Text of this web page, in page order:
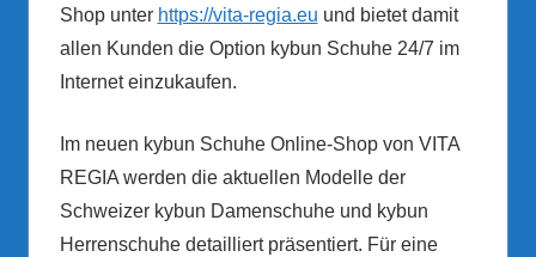
Shop unter https://vita-regia.eu und bietet damit
allen Kunden die Option kybun Schuhe 24/7 im
Internet einzukaufen.
Im neuen kybun Schuhe Online-Shop von VITA
REGIA werden die aktuellen Modelle der
Schweizer kybun Damenschuhe und kybun
Herrenschuhe detailliert präsentiert. Für eine